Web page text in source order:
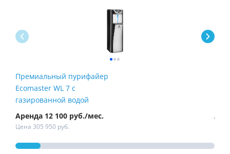
Премиальный пурифайер
Ecomaster WL 7 с
газированной водой
Аренда 12 100 руб./мес.
Цена 305 950 руб.